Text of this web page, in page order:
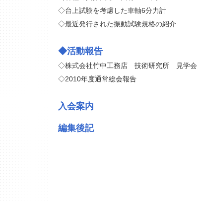
◇台上試験を考慮した車軸6分力計
◇最近発行された振動試験規格の紹介
◆活動報告
◇株式会社竹中工務店 技術研究所 見学会
◇2010年度通常総会報告
入会案内
編集後記